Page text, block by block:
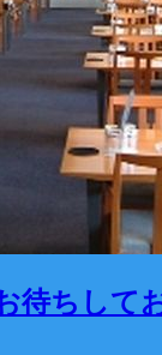
待ちして